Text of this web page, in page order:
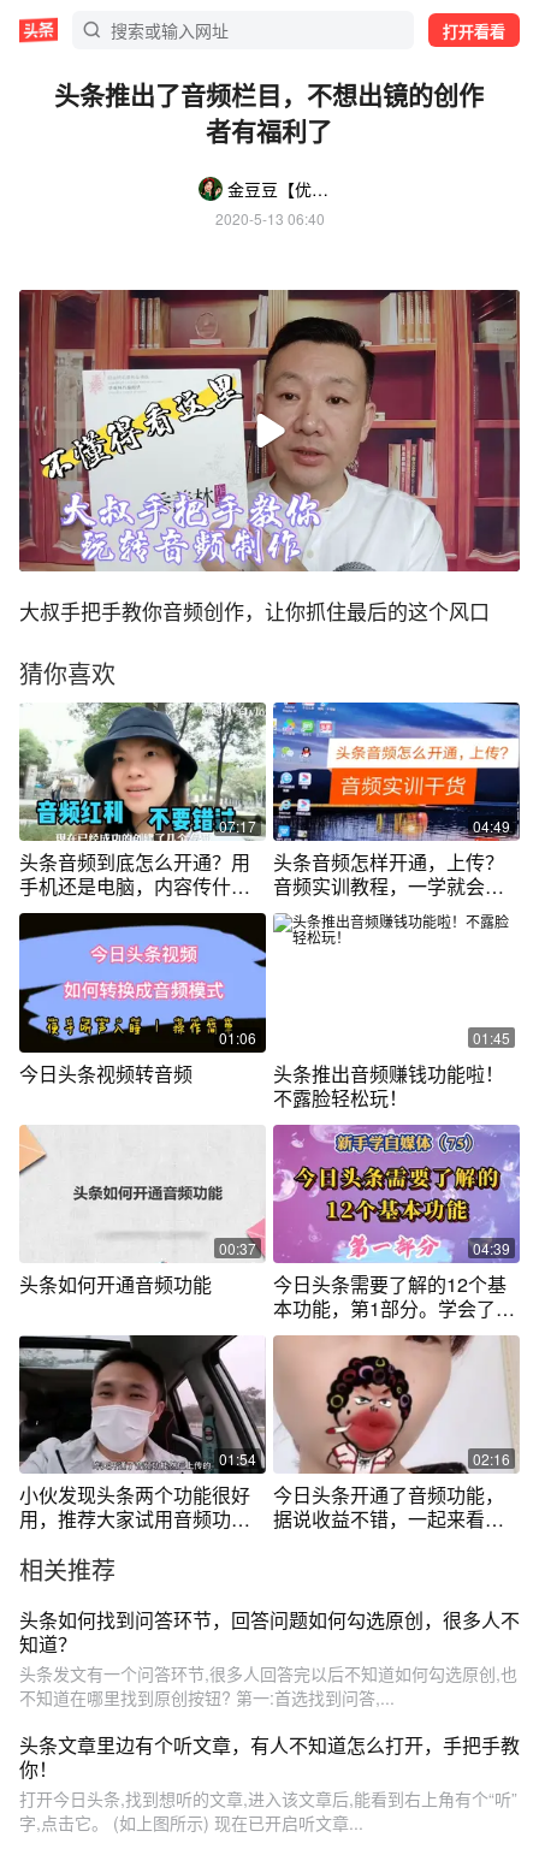
打开看看
头条推出了音频栏目，不想出镜的创作
者有福利了
金豆豆【优选好物】
2020-5-13 06:40
大叔手把手教你音频创作，让你抓住最后的这个风口
猜你喜欢
07:17
头条音频到底怎么开通？用
手机还是电脑，内容传什
么，手把手教学
04:49
头条音频怎样开通，上传？
音频实训教程，一学就会，
干货满满
01:06
今日头条视频转音频
01:45
头条推出音频赚钱功能啦！
不露脸轻松玩！
00:37
头条如何开通音频功能
04:39
今日头条需要了解的12个基
本功能，第1部分。学会了操
作游刃有余
01:54
小伙发现头条两个功能很好
用，推荐大家试用音频功
02:16
今日头条开通了音频功能，
据说收益不错，一起来看看
相关推荐
头条如何找到问答环节，回答问题如何勾选原创，很多人不
知道？
头条发文有一个问答环节,很多人回答完以后不知道如何勾选原创,也
不知道在哪里找到原创按钮? 第一:首选找到问答,...
头条文章里边有个听文章，有人不知道怎么打开，手把手教
你！
打开今日头条,找到想听的文章,进入该文章后,能看到右上角有个“听”
字,点击它。 (如上图所示) 现在已开启听文章...